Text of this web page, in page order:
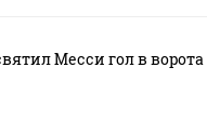
Месси гол в ворота